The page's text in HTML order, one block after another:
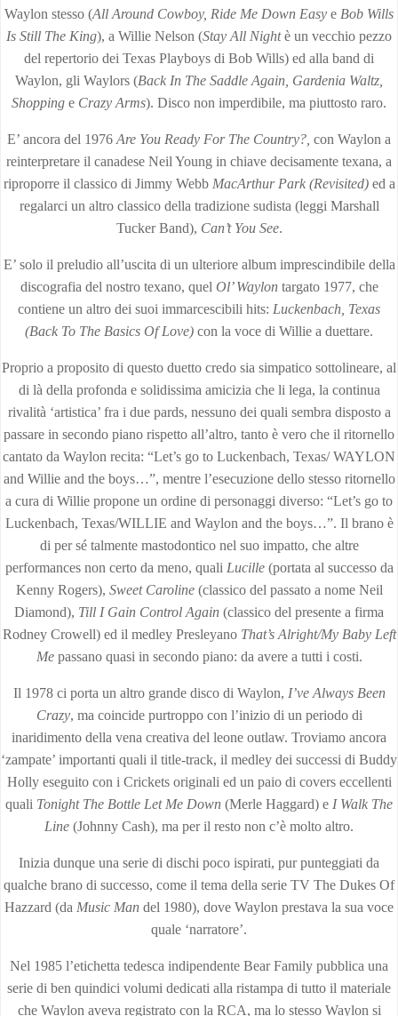
Waylon stesso (All Around Cowboy, Ride Me Down Easy e Bob Wills
Is Still The King), a Willie Nelson (Stay All Nightè un vecchio pezzo
del repertorio dei Texas Playboys di Bob Wills) ed alla band di
Waylon, gli Waylors (Back In The Saddle Again, Gardenia Waltz,
Shopping e Crazy Arms). Disco non imperdibile, ma piuttosto raro.
E’ ancora del 1976 Are You Ready For The Country?, con Waylon a
reinterpretare il canadese Neil Young in chiave decisamente texana, a
riproporre il classico di Jimmy Webb MacArthur Park (Revisited)ed a
regalarci un altro classico della tradizione sudista (leggi Marshall
Tucker Band), Can’t You See.
E’ solo il preludio all’uscita di un ulteriore album imprescindibile della
discografia del nostro texano, quel Ol’ Waylontargato 1977, che
contiene un altro dei suoi immarcescibili hits: Luckenbach, Texas
(Back To The Basics Of Love) con la voce di Willie a duettare.
Proprio a proposito di questo duetto credo sia simpatico sottolineare, al
di là della profonda e solidissima amicizia che li lega, la continua
rivalità ‘artistica’ fra i due pards, nessuno dei quali sembra disposto a
passare in secondo piano rispetto all’altro, tanto è vero che il ritornello
cantato da Waylon recita: “Let’s go to Luckenbach, Texas/ WAYLON
and Willie and the boys…”, mentre l’esecuzione dello stesso ritornello
a cura di Willie propone un ordine di personaggi diverso: “Let’s go to
Luckenbach, Texas/WILLIE and Waylon and the boys…”. Il brano è
di per sé talmente mastodontico nel suo impatto, che altre
performances non certo da meno, quali Lucille(portata al successo da
Kenny Rogers), Sweet Caroline(classico del passato a nome Neil
Diamond), Till I Gain Control Again (classico del presente a firma
Rodney Crowell) ed il medley Presleyano That’s Alright/My Baby Left
Mepassano quasi in secondo piano: da avere a tutti i costi.
Il 1978 ci porta un altro grande disco di Waylon, I’ve Always Been
Crazy, ma coincide purtroppo con l’inizio di un periodo di
inaridimento della vena creativa del leone outlaw. Troviamo ancora
‘zampate’ importanti quali il title-track, il medley dei successi di Buddy
Holly eseguito con i Crickets originali ed un paio di covers eccellenti
quali Tonight The Bottle Let Me Down (Merle Haggard) e I Walk The
Line (Johnny Cash), ma per il resto non c’è molto altro.
Inizia dunque una serie di dischi poco ispirati, pur punteggiati da
qualche brano di successo, come il tema della serie TV The Dukes Of
Hazzard (da Music Man del 1980), dove Waylon prestava la sua voce
quale ‘narratore’.
Nel 1985 l’etichetta tedesca indipendente Bear Family pubblica una
serie di ben quindici volumi dedicati alla ristampa di tutto il materiale
che Waylon aveva registrato con la RCA, ma lo stesso Waylon si